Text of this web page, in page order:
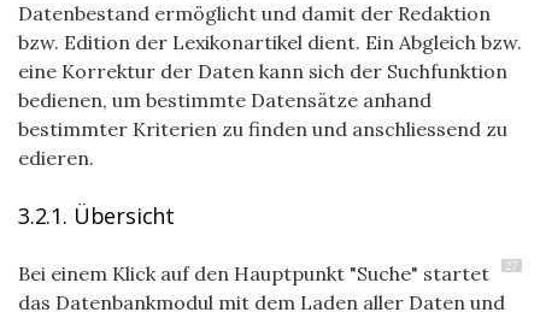
Datenbestand ermöglicht und damit der Redaktion
bzw. Edition der Lexikonartikel dient. Ein Abgleich bzw.
eine Korrektur der Daten kann sich der Suchfunktion
bedienen, um bestimmte Datensätze anhand
bestimmter Kriterien zu finden und anschliessend zu
edieren.
3.2.1. Übersicht
27
Bei einem Klick auf den Hauptpunkt "Suche" startet
das Datenbankmodul mit dem Laden aller Daten und